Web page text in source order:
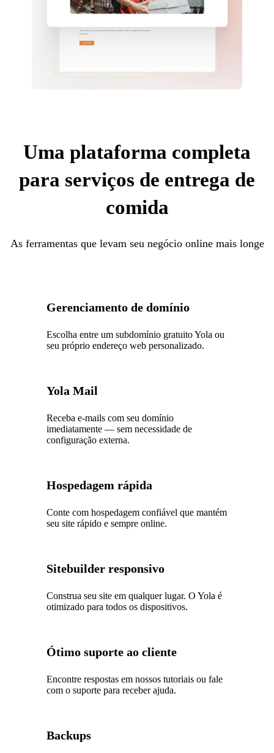
Uma plataforma completa
para serviços de entrega de
comida
As ferramentas que levam seu negócio online mais longe
Gerenciamento de domínio
Escolha entre um subdomínio gratuito Yola ou
seu próprio endereço web personalizado.
Yola Mail
Receba e-mails com seu domínio
imediatamente — sem necessidade de
configuração externa.
Hospedagem rápida
Conte com hospedagem confiável que mantém
seu site rápido e sempre online.
Sitebuilder responsivo
Construa seu site em qualquer lugar. O Yola é
otimizado para todos os dispositivos.
Ótimo suporte ao cliente
Encontre respostas em nossos tutoriais ou fale
com o suporte para receber ajuda.
Backups